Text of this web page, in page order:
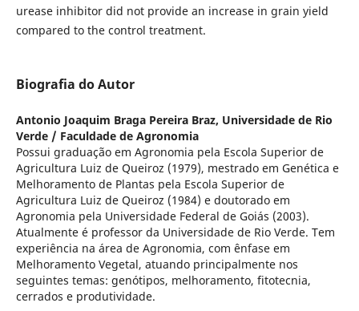
urease inhibitor did not provide an increase in grain yield
compared to the control treatment.
Biografia do Autor
Antonio Joaquim Braga Pereira Braz, Universidade de Rio
Verde / Faculdade de Agronomia
Possui graduação em Agronomia pela Escola Superior de
Agricultura Luiz de Queiroz (1979), mestrado em Genética e
Melhoramento de Plantas pela Escola Superior de
Agricultura Luiz de Queiroz (1984) e doutorado em
Agronomia pela Universidade Federal de Goiás (2003).
Atualmente é professor da Universidade de Rio Verde. Tem
experiência na área de Agronomia, com ênfase em
Melhoramento Vegetal, atuando principalmente nos
seguintes temas: genótipos, melhoramento, fitotecnia,
cerrados e produtividade.